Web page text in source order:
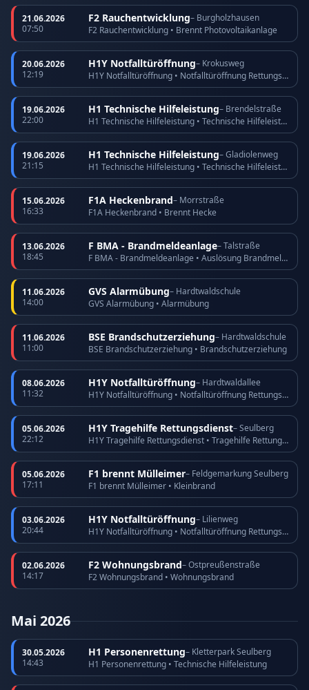
21.06.2026
07:50
F2 Rauchentwicklung– Burgholzhausen
F2 Rauchentwicklung • Brennt Photovoltaikanlage
20.06.2026
12:19
H1Y Notfalltüröffnung– Krokusweg
H1Y Notfalltüröffnung • Notfalltüröffnung Rettungsdienst
19.06.2026
22:00
H1 Technische Hilfeleistung– Brendelstraße
H1 Technische Hilfeleistung • Technische Hilfeleistung
19.06.2026
21:15
H1 Technische Hilfeleistung– Gladiolenweg
H1 Technische Hilfeleistung • Technische Hilfeleistung
15.06.2026
16:33
F1A Heckenbrand– Morrstraße
F1A Heckenbrand • Brennt Hecke
13.06.2026
18:45
F BMA - Brandmeldeanlage– Talstraße
F BMA - Brandmeldeanlage • Auslösung Brandmeldeanlage
11.06.2026
14:00
GVS Alarmübung– Hardtwaldschule
GVS Alarmübung • Alarmübung
11.06.2026
11:00
BSE Brandschutzerziehung– Hardtwaldschule
BSE Brandschutzerziehung • Brandschutzerziehung
08.06.2026
11:32
H1Y Notfalltüröffnung– Hardtwaldallee
H1Y Notfalltüröffnung • Notfalltüröffnung Rettungsdienst
05.06.2026
22:12
H1Y Tragehilfe Rettungsdienst– Seulberg
H1Y Tragehilfe Rettungsdienst • Tragehilfe Rettungsdienst
05.06.2026
17:11
F1 brennt Mülleimer– Feldgemarkung Seulberg
F1 brennt Mülleimer • Kleinbrand
03.06.2026
20:44
H1Y Notfalltüröffnung– Lilienweg
H1Y Notfalltüröffnung • Notfalltüröffnung Rettungsdienst
02.06.2026
14:17
F2 Wohnungsbrand– Ostpreußenstraße
F2 Wohnungsbrand • Wohnungsbrand
Mai 2026
30.05.2026
14:43
H1 Personenrettung– Kletterpark Seulberg
H1 Personenrettung • Technische Hilfeleistung